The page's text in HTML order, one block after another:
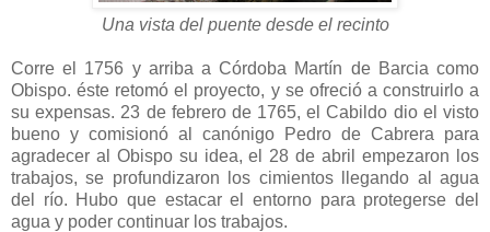
Una vista del puente desde el recinto
Corre el 1756 y arriba a Córdoba Martín de Barcia como
Obispo. éste retomó el proyecto, y se ofreció a construirlo a
su expensas. 23 de febrero de 1765, el Cabildo dio el visto
bueno y comisionó al canónigo Pedro de Cabrera para
agradecer al Obispo su idea, el 28 de abril empezaron los
trabajos, se profundizaron los cimientos llegando al agua
del río. Hubo que estacar el entorno para protegerse del
agua y poder continuar los trabajos.